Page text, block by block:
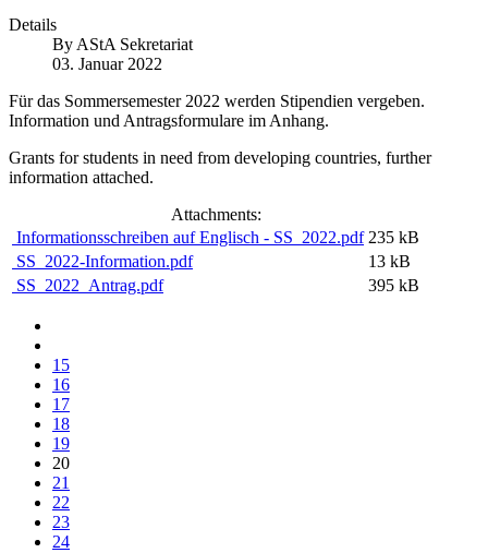
Details
By AStA Sekretariat
03. Januar 2022
Für das Sommersemester 2022 werden Stipendien vergeben.
Information und Antragsformulare im Anhang.
Grants for students in need from developing countries, further
information attached.
Attachments:
Informationsschreiben auf Englisch - SS_2022.pdf 235 kB
SS_2022-Information.pdf
13 kB
SS_2022_Antrag.pdf
395 kB
15
16
17
18
19
20
21
22
23
24